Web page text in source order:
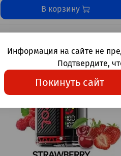
В корзину
Информация на сайте не
Подтвердите,
Покинуть сайт